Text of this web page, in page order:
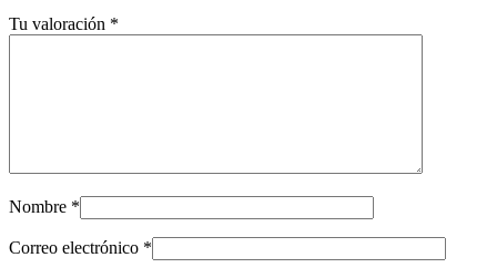
Tu valoración *
Nombre *
Correo electrónico *